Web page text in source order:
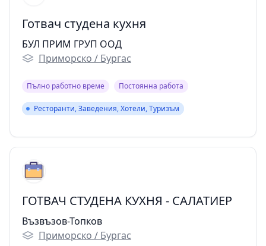
Готвач студена кухня
БУЛ ПРИМ ГРУП ООД
Приморско / Бургас
Пълно работно време Постоянна работа
Ресторанти, Заведения, Хотели, Туризъм
Ресторанти, Заведения, Хотели, Туризъм
ГОТВАЧ СТУДЕНА КУХНЯ - САЛАТИЕР
Възвъзов-Топков
Приморско / Бургас